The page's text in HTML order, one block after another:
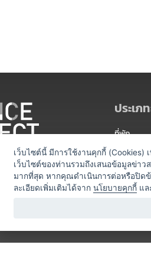
ประเภ
ที่พัก
สถานที่จัด
ท่องเที่ยว /
ออแกไนเซ
บริการสำ
เว็บไซต์นี้ มีการใช้งานคุกกี้ (Cookies)
เว็บไซต์ของท่านรวมถึงเสนอข้อมูลข่า
มากที่สุด หากคุณดำเนินการต่อหรือปิด
ละเอียดเพิ่มเติมได้จาก นโยบายคุกกี้ แล